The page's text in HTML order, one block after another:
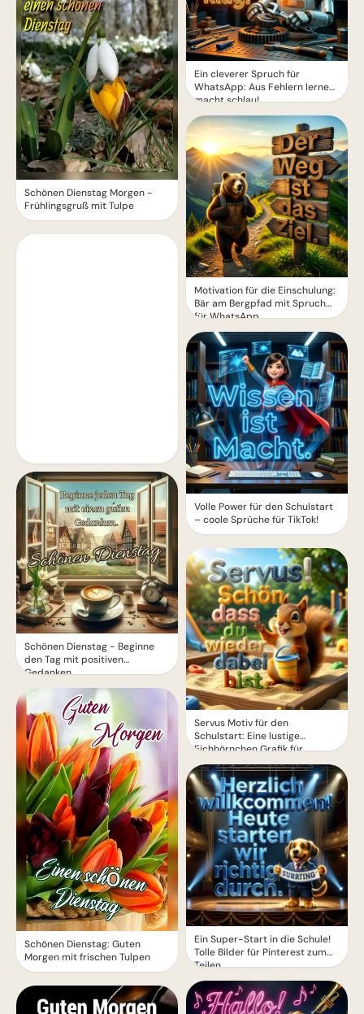
Schönen Dienstag Morgen -
Frühlingsgruß mit Tulpe
Schönen Dienstag - Beginne
den Tag mit positiven
Gedanken
Schönen Dienstag: Guten
Morgen mit frischen Tulpen
Ein cleverer Spruch für
WhatsApp: Aus Fehlern lernen
macht schlau!
Motivation für die Einschulung:
Bär am Bergpfad mit Spruch
für WhatsApp
Volle Power für den Schulstart
– coole Sprüche für TikTok!
Servus Motiv für den
Schulstart: Eine lustige
Eichhörnchen Grafik für
WhatsApp
Ein Super-Start in die Schule!
Tolle Bilder für Pinterest zum
Teilen.